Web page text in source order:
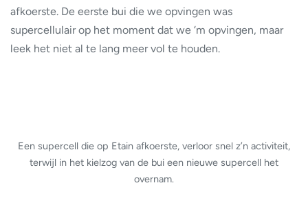
afkoerste. De eerste bui die we opvingen was
supercellulair op het moment dat we ‘m opvingen, maar
leek het niet al te lang meer vol te houden.
Een supercell die op Etain afkoerste, verloor snel z’n activiteit,
terwijl in het kielzog van de bui een nieuwe supercell het
overnam.